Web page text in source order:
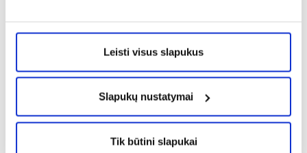
Leisti visus slapukus
Slapukų nustatymai
Tik būtini slapukai